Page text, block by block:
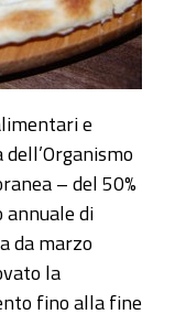
e
– del 50%
annuale di
da marzo
la
fino alla fine